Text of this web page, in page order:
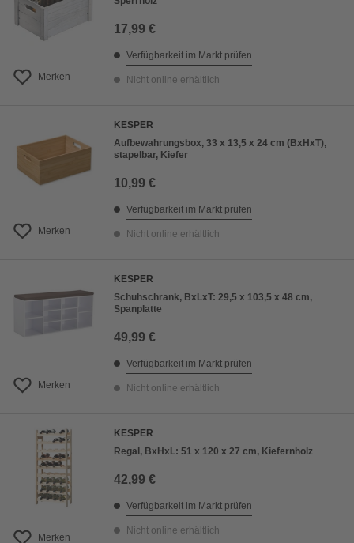
Merken
17,99 €
Verfügbarkeit im Markt prüfen
Nicht online erhältlich
Merken
KESPER
Aufbewahrungsbox, 33 x 13,5 x 24 cm (BxHxT),
stapelbar, Kiefer
10,99 €
Verfügbarkeit im Markt prüfen
Nicht online erhältlich
Merken
KESPER
Schuhschrank, BxLxT: 29,5 x 103,5 x 48 cm,
Spanplatte
49,99 €
Verfügbarkeit im Markt prüfen
Nicht online erhältlich
Merken
KESPER
Regal, BxHxL: 51 x 120 x 27 cm, Kiefernholz
42,99 €
Verfügbarkeit im Markt prüfen
Nicht online erhältlich